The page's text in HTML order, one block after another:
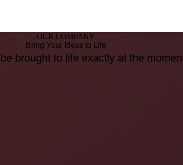
OUR COMPANY
Bring Your Ideas to Life
brought to life exactly at the